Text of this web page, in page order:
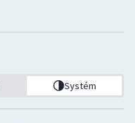
Systém